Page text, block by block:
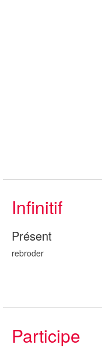
Infinitif
Présent
rebroder
Participe